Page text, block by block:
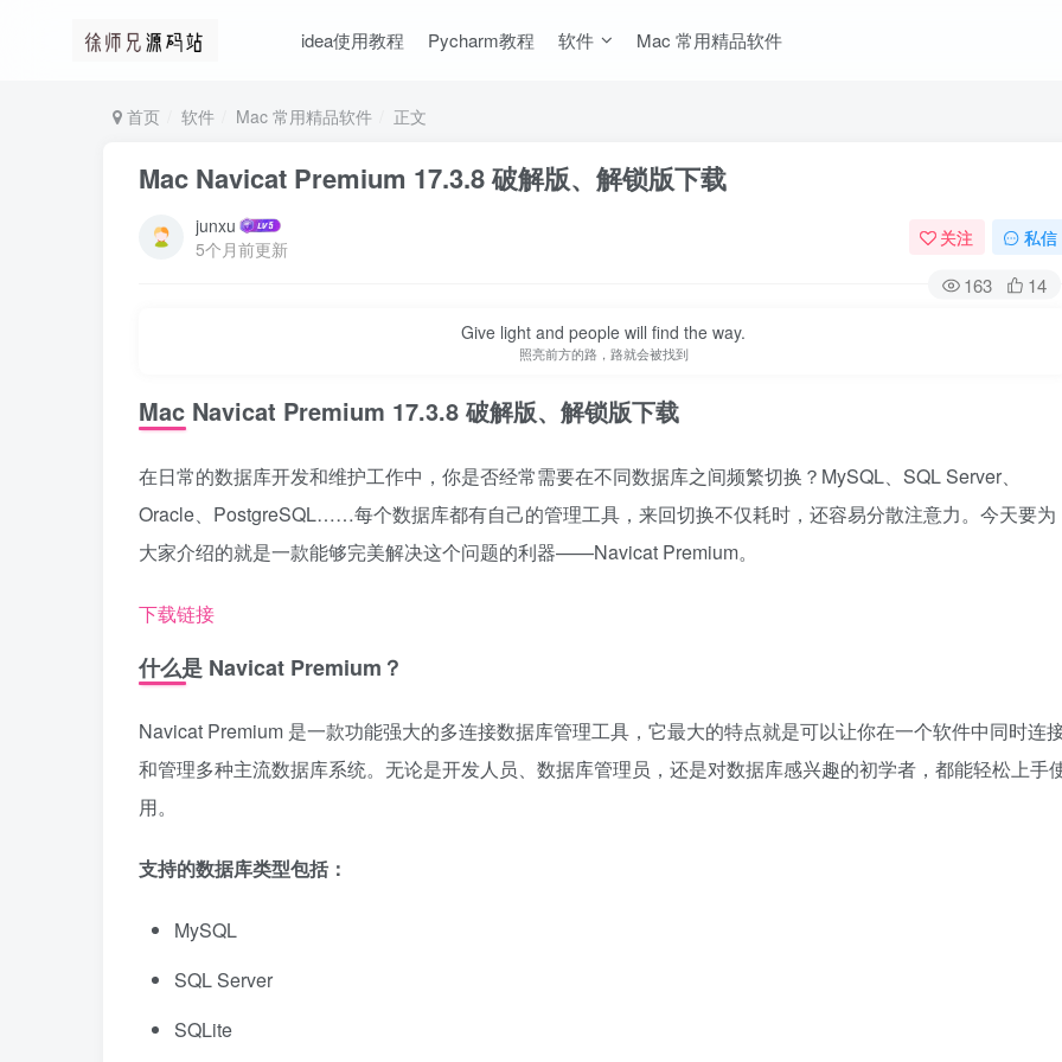
idea使用教程 Pycharm教程 软件 Mac 常用精品软件
首页 软件 Mac 常用精品软件 正文
Mac Navicat Premium 17.3.8 破解版、解锁版下载
junxu
5个月前更新
关注 私信
163 14
Give light and people will find the way.
照亮前方的路，路就会被找到
Mac Navicat Premium 17.3.8 破解版、解锁版下载
在日常的数据库开发和维护工作中，你是否经常需要在不同数据库之间频繁切换？MySQL、SQL Server、
Oracle、PostgreSQL……每个数据库都有自己的管理工具，来回切换不仅耗时，还容易分散注意力。今天要为
大家介绍的就是一款能够完美解决这个问题的利器——Navicat Premium。
下载链接
什么是 Navicat Premium？
Navicat Premium 是一款功能强大的多连接数据库管理工具，它最大的特点就是可以让你在一个软件中同时连
和管理多种主流数据库系统。无论是开发人员、数据库管理员，还是对数据库感兴趣的初学者，都能轻松上手
用。
支持的数据库类型包括：
MySQL
SQL Server
SQLite